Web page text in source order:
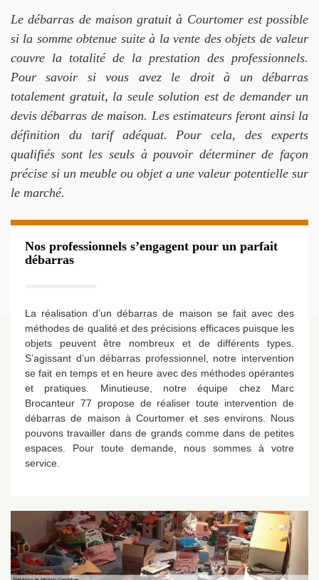
Le débarras de maison gratuit à Courtomer est possible
si la somme obtenue suite à la vente des objets de valeur
couvre la totalité de la prestation des professionnels.
Pour savoir si vous avez le droit à un débarras
totalement gratuit, la seule solution est de demander un
devis débarras de maison. Les estimateurs feront ainsi la
définition du tarif adéquat. Pour cela, des experts
qualifiés sont les seuls à pouvoir déterminer de façon
précise si un meuble ou objet a une valeur potentielle sur
le marché.
Nos professionnels s’engagent pour un parfait
débarras
La réalisation d’un débarras de maison se fait avec des
méthodes de qualité et des précisions efficaces puisque les
objets peuvent être nombreux et de différents types.
S’agissant d’un débarras professionnel, notre intervention
se fait en temps et en heure avec des méthodes opérantes
et pratiques. Minutieuse, notre équipe chez Marc
Brocanteur 77 propose de réaliser toute intervention de
débarras de maison à Courtomer et ses environs. Nous
pouvons travailler dans de grands comme dans de petites
espaces. Pour toute demande, nous sommes à votre
service.